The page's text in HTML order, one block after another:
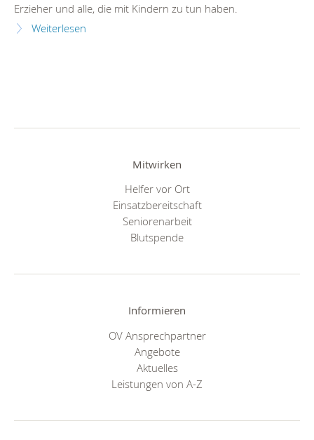
Erzieher und alle, die mit Kindern zu tun haben.
Weiterlesen
Mitwirken
Helfer vor Ort
Einsatzbereitschaft
Seniorenarbeit
Blutspende
Informieren
OV Ansprechpartner
Angebote
Aktuelles
Leistungen von A-Z